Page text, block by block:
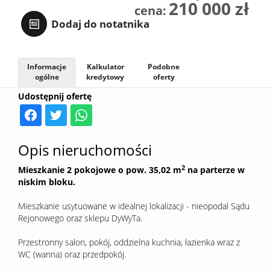
Sprzedaj
cena: 210 000 zł
Dodaj do notatnika
Udostępnij ofertę
Informacje
ogólne
Kalkulator
kredytowy
Podobne
oferty
Opis nieruchomości
Mieszkanie 2 pokojowe o pow. 35,02 m2 na parterze w
niskim bloku.
Mieszkanie usytuowane w idealnej lokalizacji - nieopodal Sądu
Rejonowego oraz sklepu DyWyTa.
Przestronny salon, pokój, oddzielna kuchnia, łazienka wraz z
WC (wanna) oraz przedpokój.